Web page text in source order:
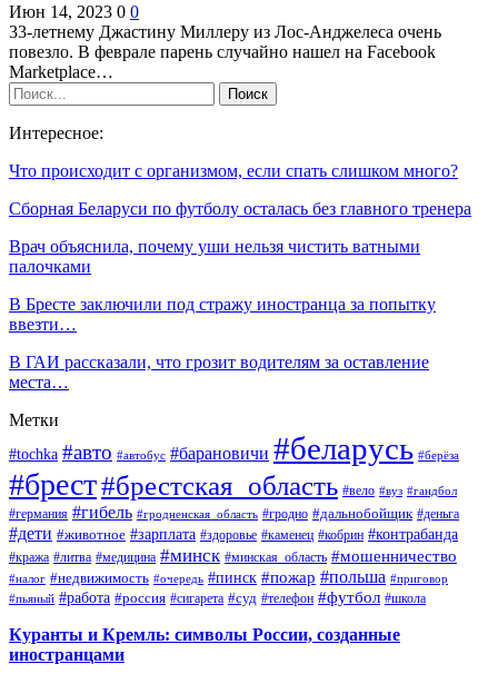
Июн 14, 2023 0 0
33-летнему Джастину Миллеру из Лос-Анджелеса очень
повезло. В феврале парень случайно нашел на Facebook
Marketplace…
Интересное:
Что происходит с организмом, если спать слишком много?
Сборная Беларуси по футболу осталась без главного тренера
Врач объяснила, почему уши нельзя чистить ватными
палочками
В Бресте заключили под стражу иностранца за попытку
ввезти…
В ГАИ рассказали, что грозит водителям за оставление
места…
Метки
#tochka #авто #автобус #барановичи #беларусь #берёза
#брест#брестская_область #вело #вуз #гандбол
#германия #гибель #гродненская_область #гродно #дальнобойщик #деньга
#дети #животное #зарплата #здоровье #каменец #кобрин #контрабанда
#кража #литва #медицина #минск #минская_область #мошенничество
#налог #недвижимость #очередь #пинск #пожар #польша #приговор
#пьяный #работа #россия #сигарета #суд #телефон #футбол #школа
Куранты и Кремль: символы России, созданные
иностранцами